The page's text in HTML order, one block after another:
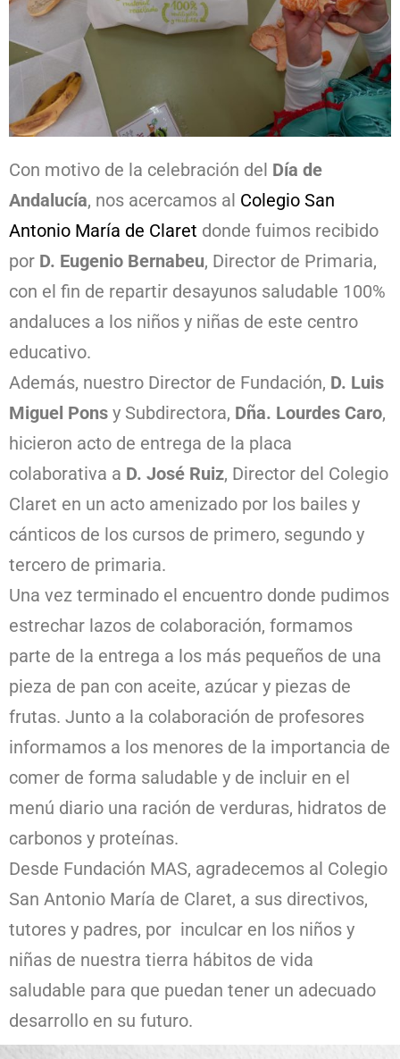
Con motivo de la celebración del Día de
Andalucía, nos acercamos al Colegio San
Antonio María de Claret donde fuimos recibido
por D. Eugenio Bernabeu, Director de Primaria,
con el fin de repartir desayunos saludable 100%
andaluces a los niños y niñas de este centro
educativo.
Además, nuestro Director de Fundación, D. Luis
Miguel Pons y Subdirectora, Dña. Lourdes Caro,
hicieron acto de entrega de la placa
colaborativa a D. José Ruiz, Director del Colegio
Claret en un acto amenizado por los bailes y
cánticos de los cursos de primero, segundo y
tercero de primaria.
Una vez terminado el encuentro donde pudimos
estrechar lazos de colaboración, formamos
parte de la entrega a los más pequeños de una
pieza de pan con aceite, azúcar y piezas de
frutas. Junto a la colaboración de profesores
informamos a los menores de la importancia de
comer de forma saludable y de incluir en el
menú diario una ración de verduras, hidratos de
carbonos y proteínas.
Desde Fundación MAS, agradecemos al Colegio
San Antonio María de Claret, a sus directivos,
tutores y padres, por inculcar en los niños y
niñas de nuestra tierra hábitos de vida
saludable para que puedan tener un adecuado
desarrollo en su futuro.